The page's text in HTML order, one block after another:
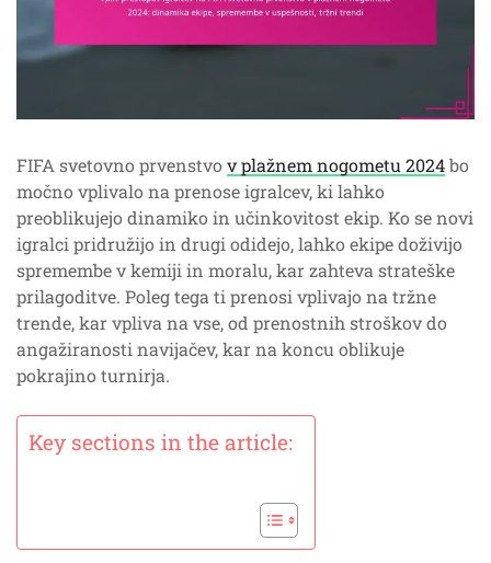
FIFA svetovno prvenstvo v plažnem nogometu 2024bo
močno vplivalo na prenose igralcev, ki lahko
preoblikujejo dinamiko in učinkovitost ekip. Ko se novi
igralci pridružijo in drugi odidejo, lahko ekipe doživijo
spremembe v kemiji in moralu, kar zahteva strateške
prilagoditve. Poleg tega ti prenosi vplivajo na tržne
trende, kar vpliva na vse, od prenostnih stroškov do
angažiranosti navijačev, kar na koncu oblikuje
pokrajino turnirja.
Key sections in the article: